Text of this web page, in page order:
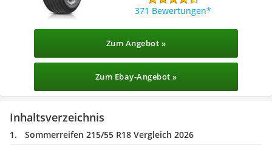
371 Bewertungen
Zum Angebot »
Zum Ebay-Angebot »
Inhaltsverzeichnis
Sommerreifen 215/55 R18 Vergleich 2026